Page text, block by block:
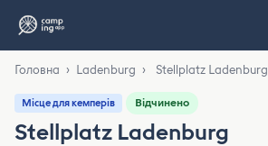
Головна › Ladenburg › Stellplatz Ladenburg
Місце для кемперів Відчинено
Stellplatz Ladenburg